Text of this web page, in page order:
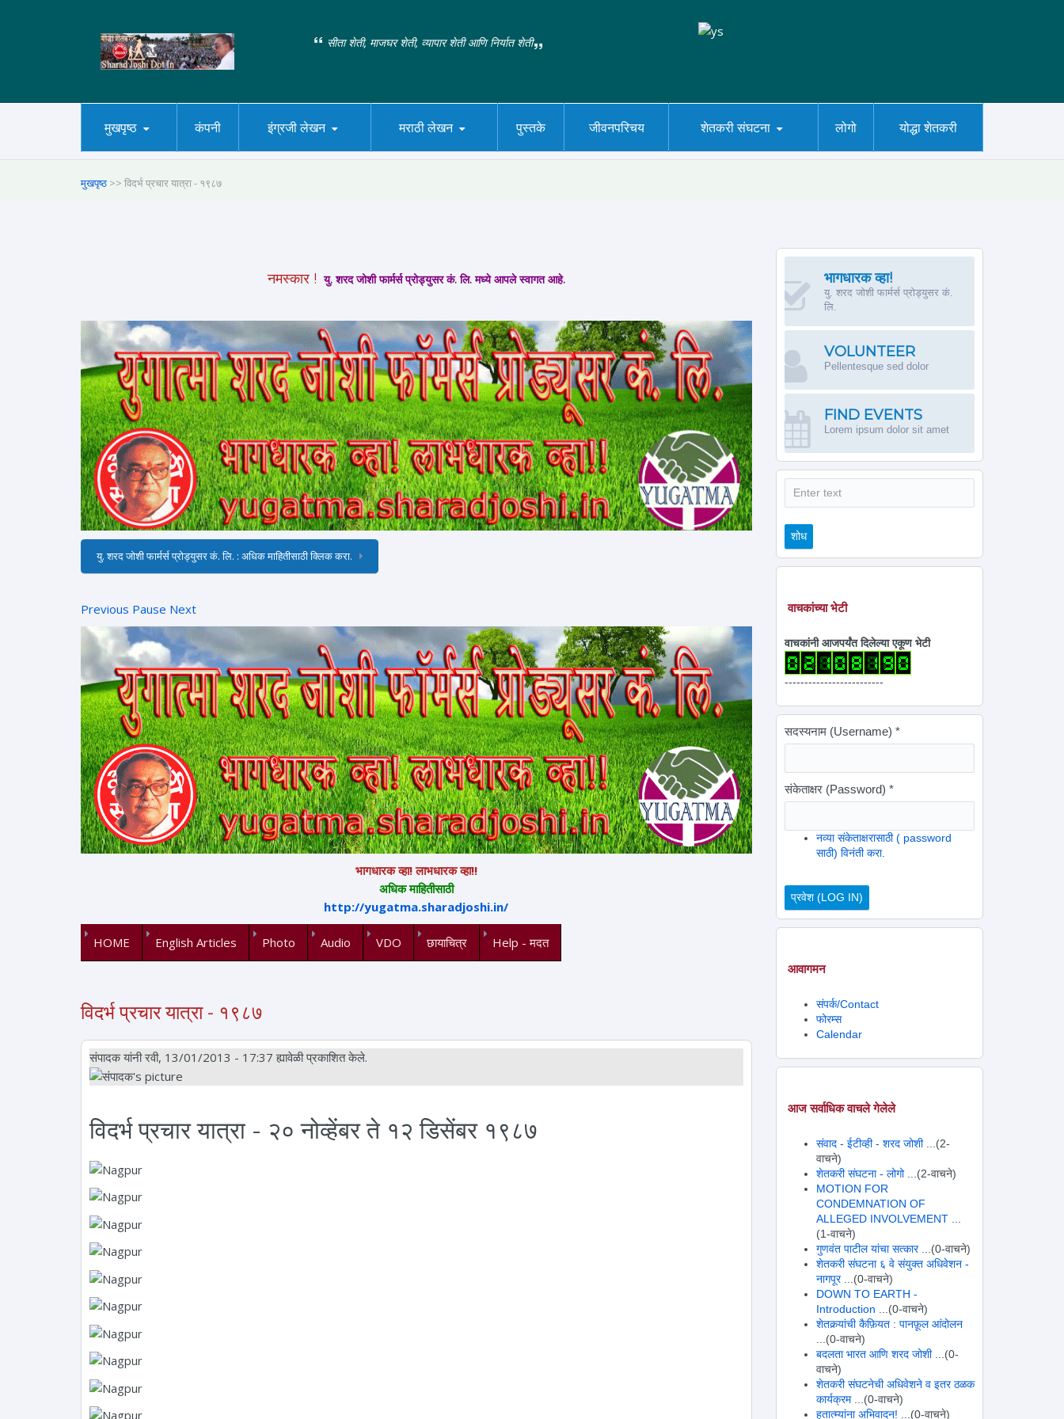
सीता शेती, माजघर शेती, व्यापार शेती आणि निर्यात शेती
मुखपृष्ठ कंपनी इंग्रजी लेखन मराठी लेखन पुस्तके जीवनपरिचय शेतकरी संघटना लोगो योद्धा शेतकरी
मुखपृष्ठ >> विदर्भ प्रचार यात्रा - १९८७
नमस्कार ! यु. शरद जोशी फार्मर्स प्रोड्युसर कं. लि. मध्ये आपले स्वागत आहे.
यु. शरद जोशी फार्मर्स प्रोड्युसर कं. लि. : अधिक माहितीसाठी क्लिक करा.
Previous Pause Next
भागधारक व्हा! लाभधारक व्हा!!
अधिक माहितीसाठी
http://yugatma.sharadjoshi.in/
HOME English Articles Photo Audio VDO छायाचित्र Help - मदत
विदर्भ प्रचार यात्रा - १९८७
संपादकयांनी रवी, 13/01/2013 - 17:37 ह्यावेळी प्रकाशित केले.
विदर्भ प्रचार यात्रा - २० नोव्हेंबर ते १२ डिसेंबर १९८७
भागधारक व्हा!
यु. शरद जोशी फार्मर्स प्रोड्युसर कं.
लि.
VOLUNTEER
Pellentesque sed dolor
FIND EVENTS
Lorem ipsum dolor sit amet
शोध
शोध
वाचकांच्या भेटी
वाचकांनी आजपर्यंत दिलेल्या एकूण भेटी
-------------------------
सदस्यनाम (Username) *
संकेताक्षर (Password) *
नव्या संकेताक्षरासाठी ( password
साठी) विनंती करा.
आवागमन
संपर्क/Contact
फोरम्स
Calendar
आज सर्वाधिक वाचले गेलेले
संवाद - ईटीव्ही - शरद जोशी
...(2-
वाचने)
शेतकरी संघटना - लोगो
...(2-वाचने)
MOTION FOR
CONDEMNATION OF
ALLEGED INVOLVEMENT
(1-वाचने)
गुणवंत पाटील यांचा सत्कार
...(0-वाचने)
शेतकरी संघटना ६ वे संयुक्त अधिवेशन -
नागपूर
...(0-वाचने)
DOWN TO EARTH -
Introduction
...(0-वाचने)
शेतकर्‍यांची कैफ़ियत : पानफ़ूल आंदोलन
...(0-वाचने)
बदलता भारत आणि शरद जोशी
...(0-
वाचने)
शेतकरी संघटनेची अधिवेशने व इतर ठळक
कार्यक्रम
...(0-वाचने)
हुतात्म्यांना अभिवादन!
...(0-वाचने)